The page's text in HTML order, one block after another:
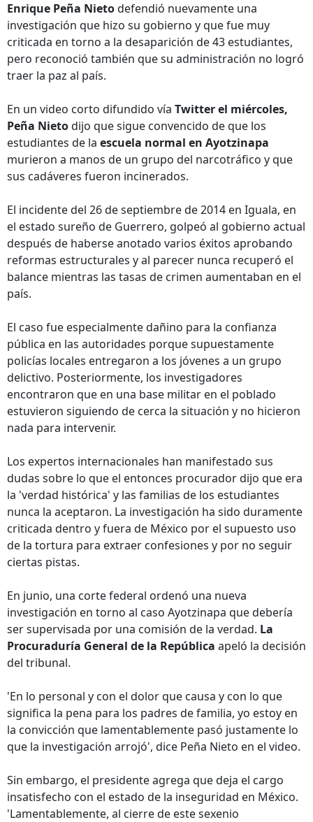
Enrique Peña Nietodefendió nuevamente una
investigación que hizo su gobierno y que fue muy
criticada en torno a la desaparición de 43 estudiantes,
pero reconoció también que su administración no logró
traer la paz al país.
En un video corto difundido vía Twitter el miércoles,
Peña Nietodijo que sigue convencido de que los
estudiantes de la escuela normal en Ayotzinapa
murieron a manos de un grupo del narcotráfico y que
sus cadáveres fueron incinerados.
El incidente del 26 de septiembre de 2014 en Iguala, en
el estado sureño de Guerrero, golpeó al gobierno actual
después de haberse anotado varios éxitos aprobando
reformas estructurales y al parecer nunca recuperó el
balance mientras las tasas de crimen aumentaban en el
país.
El caso fue especialmente dañino para la confianza
pública en las autoridades porque supuestamente
policías locales entregaron a los jóvenes a un grupo
delictivo. Posteriormente, los investigadores
encontraron que en una base militar en el poblado
estuvieron siguiendo de cerca la situación y no hicieron
nada para intervenir.
Los expertos internacionales han manifestado sus
dudas sobre lo que el entonces procurador dijo que era
la 'verdad histórica' y las familias de los estudiantes
nunca la aceptaron. La investigación ha sido duramente
criticada dentro y fuera de México por el supuesto uso
de la tortura para extraer confesiones y por no seguir
ciertas pistas.
En junio, una corte federal ordenó una nueva
investigación en torno al caso Ayotzinapa que debería
ser supervisada por una comisión de la verdad. La
Procuraduría General de la República apeló la decisión
del tribunal.
'En lo personal y con el dolor que causa y con lo que
significa la pena para los padres de familia, yo estoy en
la convicción que lamentablemente pasó justamente lo
que la investigación arrojó', dice Peña Nieto en el video.
Sin embargo, el presidente agrega que deja el cargo
insatisfecho con el estado de la inseguridad en México.
'Lamentablemente, al cierre de este sexenio